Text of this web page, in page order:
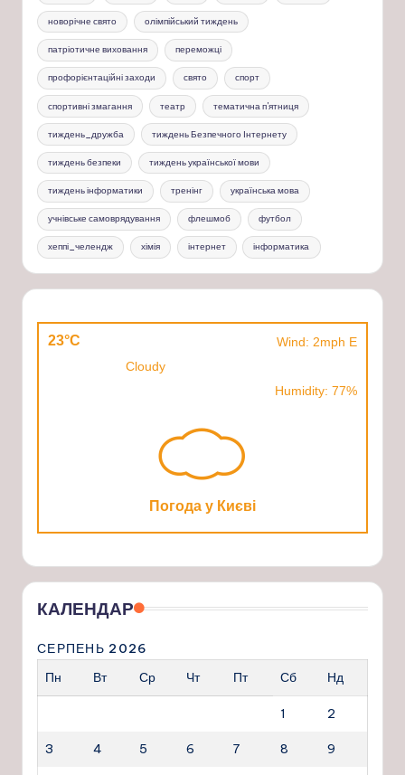
новорічне свято олімпійський тиждень
патріотичне виховання переможці
профорієнтаційні заходи свято спорт
спортивні змагання театр тематична п'ятниця
тиждень_дружба тиждень Безпечного Інтернету
тиждень безпеки тиждень української мови
тиждень інформатики тренінг українська мова
учнівське самоврядування флешмоб футбол
хеппі_челендж хімія інтернет інформатика
23°C
Wind: 2mph E
Cloudy
Humidity: 77%
Погода у Києві
КАЛЕНДАР
СЕРПЕНЬ 2026
Пн
Вт Ср Чт Пт Сб Нд
1 2
3 4 5 6 7 8 9